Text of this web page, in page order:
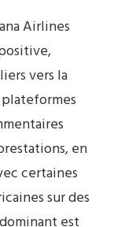
Airlines
vers la
plateformes
en
certaines
sur des